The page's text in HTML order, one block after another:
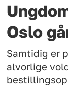
Oslo
Samtidig er
alvorlige